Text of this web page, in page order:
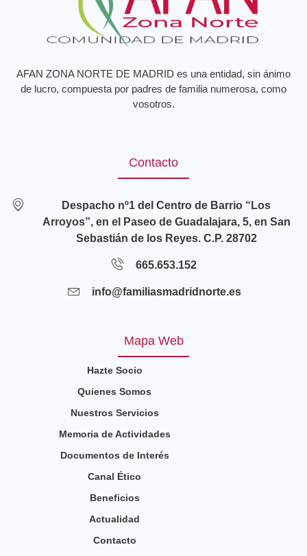
AFAN ZONA NORTE DE MADRID es una entidad, sin ánimo
de lucro, compuesta por padres de familia numerosa, como
vosotros.
Contacto
Despacho nº1 del Centro de Barrio “Los
Arroyos”, en el Paseo de Guadalajara, 5, en San
Sebastián de los Reyes. C.P. 28702
665.653.152
info@familiasmadridnorte.es
Mapa Web
Hazte Socio
Quienes Somos
Nuestros Servicios
Memoria de Actividades
Documentos de Interés
Canal Ético
Beneficios
Actualidad
Contacto